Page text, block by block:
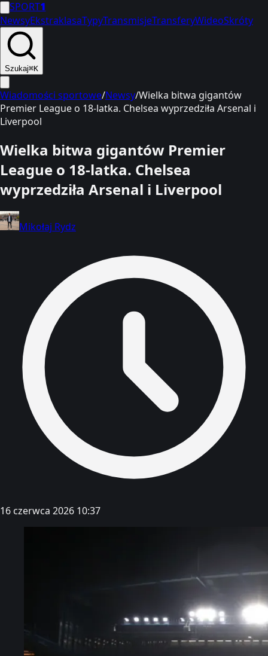
SPORT1
NewsyEkstraklasaTypyTransmisjeTransferyWideoSkróty
Szukaj⌘K
Wiadomości sportowe/Newsy/Wielka bitwa gigantów
Premier League o 18-latka. Chelsea wyprzedziła Arsenal i
Liverpool
Wielka bitwa gigantów Premier
League o 18-latka. Chelsea
wyprzedziła Arsenal i Liverpool
Mikołaj Rydz
16 czerwca 2026 10:37